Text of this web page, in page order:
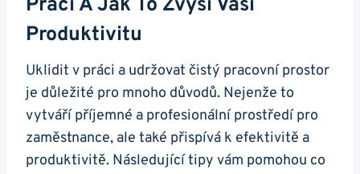
Práci A Jak To Zvýší Vaši
Produktivitu
Uklidit v práci a udržovat čistý pracovní prostor
je důležité pro mnoho důvodů. Nejenže to
vytváří příjemné a profesionální prostředí pro
zaměstnance, ale také přispívá k efektivitě a
produktivitě. Následující tipy vám pomohou co